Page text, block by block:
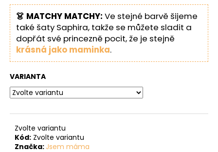
👗 MATCHY MATCHY: Ve stejné barvě šijeme
také šaty Saphira, takže se můžete sladit a
dopřát své princezně pocit, že je stejně
krásná jako maminka.
VARIANTA
Zvolte variantu
Kód: Zvolte variantu
Značka: Jsem máma